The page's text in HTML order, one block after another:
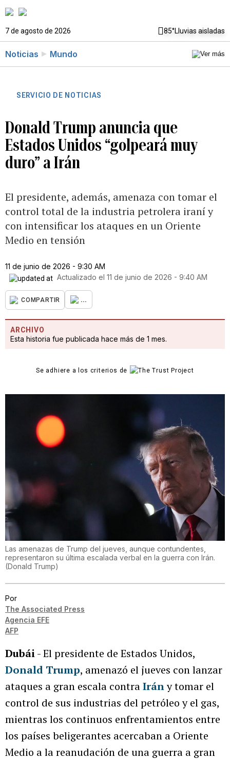
7 de agosto de 2026 85°Lluvias aisladas
Noticias Mundo
SERVICIO DE NOTICIAS
Donald Trump anuncia que
Estados Unidos “golpeará muy
duro” a Irán
El presidente, además, amenaza con tomar el
control total de la industria petrolera iraní y
con intensificar los ataques en un Oriente
Medio en tensión
11 de junio de 2026 - 9:30 AM
Actualizado el 11 de junio de 2026 - 9:40 AM
COMPARTIR ...
ARCHIVO
Esta historia fue publicada hace más de 1 mes.
Se adhiere a los criterios de
Las amenazas de Trump del jueves, aunque contundentes,
representaron su última escalada verbal en la guerra con Irán.
(Donald Trump)
Por
The Associated Press
Agencia EFE
AFP
Dubái- El presidente de Estados Unidos,
Donald Trump, amenazó el jueves con lanzar
ataques a gran escala contraIrány tomar el
control de sus industrias del petróleo y el gas,
mientras los continuos enfrentamientos entre
los países beligerantes acercaban a Oriente
Medio a la reanudación de una guerra a gran